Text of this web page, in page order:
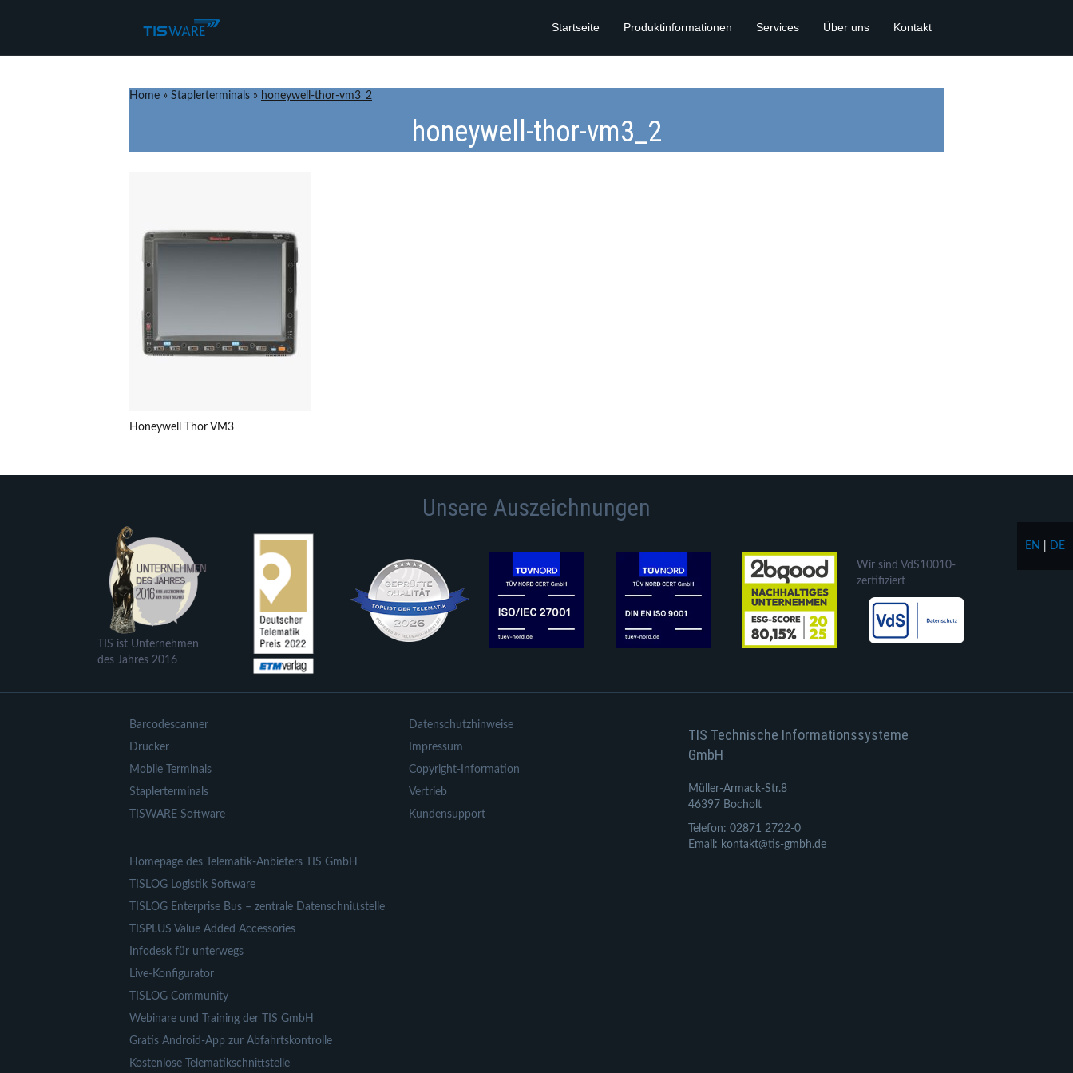
Startseite Produktinformationen Services Über uns Kontakt
Home » Staplerterminals » honeywell-thor-vm3_2
honeywell-thor-vm3_2
Honeywell Thor VM3
Unsere Auszeichnungen
TIS ist Unternehmen
des Jahres 2016
Wir sind VdS10010-
zertifiziert
Barcodescanner
Drucker
Mobile Terminals
Staplerterminals
TISWARE Software
Homepage des Telematik-Anbieters TIS GmbH
TISLOG Logistik Software
TISLOG Enterprise Bus – zentrale Datenschnittstelle
TISPLUS Value Added Accessories
Infodesk für unterwegs
Live-Konfigurator
TISLOG Community
Webinare und Training der TIS GmbH
Gratis Android-App zur Abfahrtskontrolle
Kostenlose Telematikschnittstelle
Datenschutzhinweise
Impressum
Copyright-Information
Vertrieb
Kundensupport
TIS Technische Informationssysteme
GmbH
Müller-Armack-Str.8
46397 Bocholt
Telefon: 02871 2722-0
Email: kontakt@tis-gmbh.de
EN DE